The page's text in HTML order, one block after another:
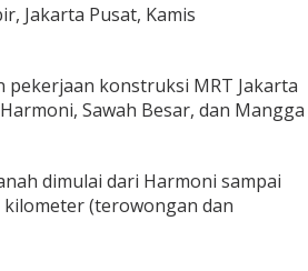
Jakarta Pusat, Kamis
pekerjaan konstruksi MRT Jakarta
Sawah Besar, dan Mangga
dimulai dari Harmoni sampai
(terowongan dan